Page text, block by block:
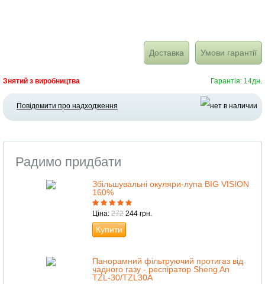
Доставка Умови гарантії
Знятий з виробництва Гарантія: 14дн.
Повідомити про надходження
Радимо придбати
Збільшувальні окуляри-лупа BIG VISION
160%
Ціна: 272 244 грн.
Купити
Панорамний фільтруючий протигаз від
чадного газу - респіратор Sheng An
TZL-30/TZL30A